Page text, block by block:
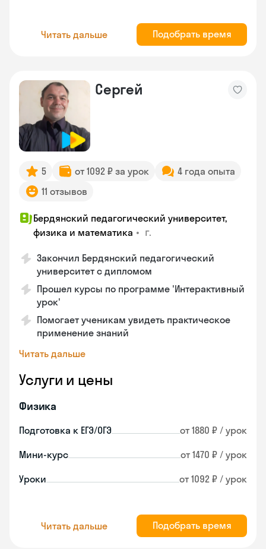
Читать дальше Подобрать время
Сергей
5 от 1092 ₽ за урок
4 года опыта
11 отзывов
Бердянский педагогический университет,
физика и математика • г.
Закончил Бердянский педагогический
университет с дипломом
Прошел курсы по программе 'Интерактивный
урок'
Помогает ученикам увидеть практическое
применение знаний
Читать дальше
Услуги и цены
Физика
Подготовка к ЕГЭ/ОГЭ от 1880 ₽ / урок
Мини-курс от 1470 ₽ / урок
Уроки от 1092 ₽ / урок
Читать дальше Подобрать время